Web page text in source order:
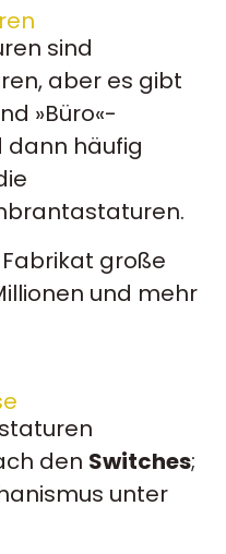
sind
aber es gibt
»Büro«-
dann häufig
große
und mehr
den Switches;
unter